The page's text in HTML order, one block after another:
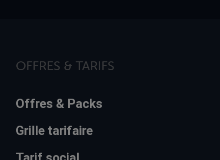
OFFRES & TARIFS
Offres & Packs
Grille tarifaire